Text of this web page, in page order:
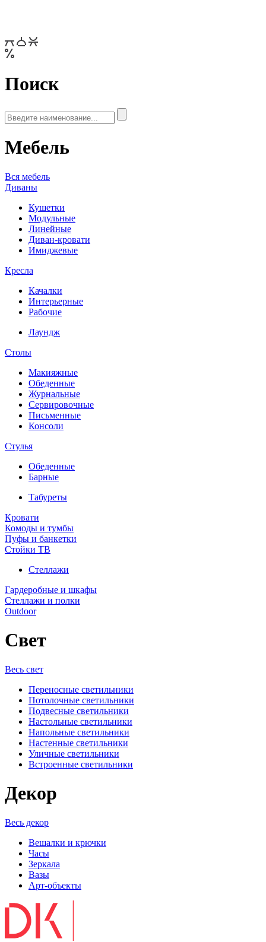
Поиск
Мебель
Вся мебель
Диваны
Кушетки
Модульные
Линейные
Диван-кровати
Имиджевые
Кресла
Качалки
Интерьерные
Рабочие
Лаундж
Столы
Макияжные
Обеденные
Журнальные
Сервировочные
Письменные
Консоли
Стулья
Обеденные
Барные
Табуреты
Кровати
Комоды и тумбы
Пуфы и банкетки
Стойки ТВ
Стеллажи
Гардеробные и шкафы
Стеллажи и полки
Outdoor
Свет
Весь свет
Переносные светильники
Потолочные светильники
Подвесные светильники
Настольные светильники
Напольные светильники
Настенные светильники
Уличные светильники
Встроенные светильники
Декор
Весь декор
Вешалки и крючки
Часы
Зеркала
Вазы
Арт-объекты